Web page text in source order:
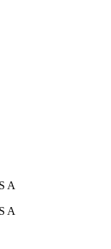
A
A